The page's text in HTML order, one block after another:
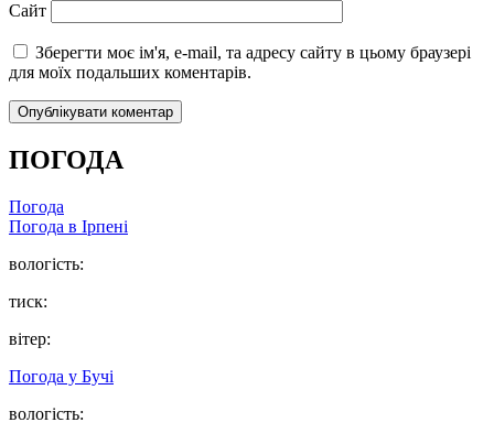
Сайт
Зберегти моє ім'я, e-mail, та адресу сайту в цьому браузері
для моїх подальших коментарів.
ПОГОДА
Погода
Погода в Ірпені
вологість:
тиск:
вітер:
Погода у Бучі
вологість: